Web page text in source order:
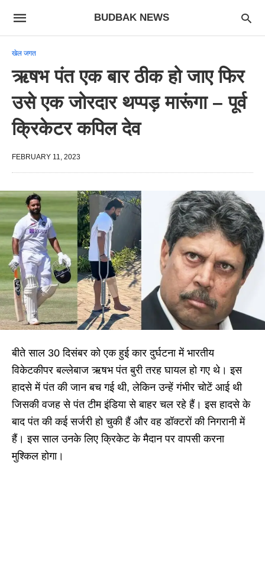
BUDBAK NEWS
खेल जगत
ऋषभ पंत एक बार ठीक हो जाए फिर
उसे एक जोरदार थप्पड़ मारूंगा – पूर्व
क्रिकेटर कपिल देव
FEBRUARY 11, 2023
बीते साल 30 दिसंबर को एक हुई कार दुर्घटना में भारतीय
विकेटकीपर बल्लेबाज ऋषभ पंत बुरी तरह घायल हो गए थे। इस
हादसे में पंत की जान बच गई थी, लेकिन उन्हें गंभीर चोटें आई थी
जिसकी वजह से पंत टीम इंडिया से बाहर चल रहे हैं। इस हादसे के
बाद पंत की कई सर्जरी हो चुकी हैं और वह डॉक्टरों की निगरानी में
हैं। इस साल उनके लिए क्रिकेट के मैदान पर वापसी करना
मुश्किल होगा।